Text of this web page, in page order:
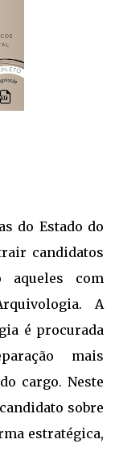
do Estado do
candidatos
aqueles com
A
é procurada
mais
cargo. Neste
sobre
estratégica,